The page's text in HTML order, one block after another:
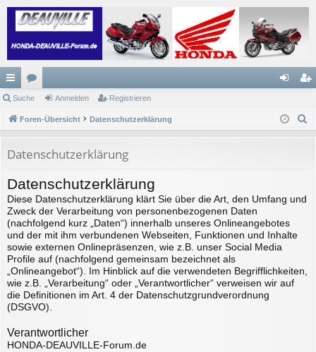
ch
ne
ug
riff
or
en m ist
Suche Anmelden Registrieren
Foren-Übersicht Datenschutzerklärung
Datenschutzerklärung
Datenschutzerklärung
Diese Datenschutzerklärung klärt Sie über die Art, den Umfang und
Zweck der Verarbeitung von personenbezogenen Daten
(nachfolgend kurz „Daten“) innerhalb unseres Onlineangebotes
und der mit ihm verbundenen Webseiten, Funktionen und Inhalte
sowie externen Onlinepräsenzen, wie z.B. unser Social Media
Profile auf (nachfolgend gemeinsam bezeichnet als
„Onlineangebot“). Im Hinblick auf die verwendeten Begrifflichkeiten,
wie z.B. „Verarbeitung“ oder „Verantwortlicher“ verweisen wir auf
die Definitionen im Art. 4 der Datenschutzgrundverordnung
(DSGVO).
Verantwortlicher
HONDA-DEAUVILLE-Forum.de